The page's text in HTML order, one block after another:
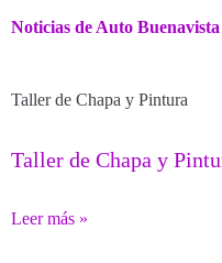
Noticias de Auto Buenavista
Taller de Chapa y Pintura
Taller de Chapa y
Leer más »